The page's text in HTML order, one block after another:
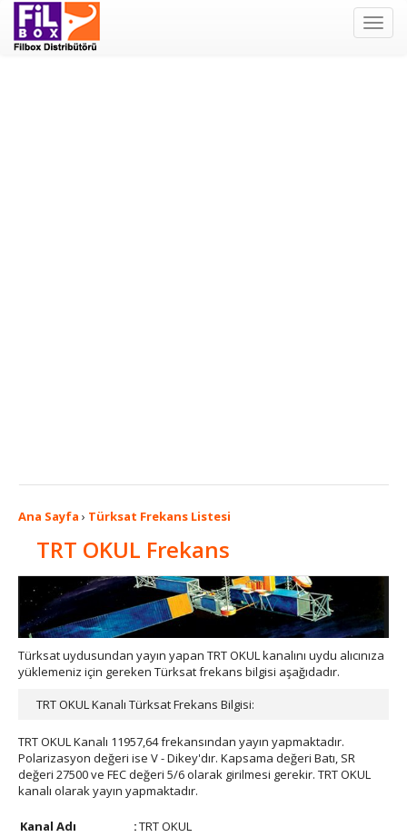
Filbox
Ana Sayfa › Türksat Frekans Listesi
TRT OKUL Frekans
Türksat uydusundan yayın yapan TRT OKUL kanalını uydu alıcınıza
yüklemeniz için gereken Türksat frekans bilgisi aşağıdadır.
TRT OKUL Kanalı Türksat Frekans Bilgisi:
TRT OKUL Kanalı 11957,64 frekansından yayın yapmaktadır.
Polarizasyon değeri ise V - Dikey'dır. Kapsama değeri Batı, SR
değeri 27500 ve FEC değeri 5/6 olarak girilmesi gerekir. TRT OKUL
kanalı olarak yayın yapmaktadır.
Kanal Adı :TRT OKUL